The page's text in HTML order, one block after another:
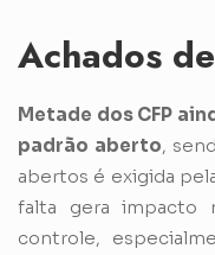
Achados
Metade dos CFP
padrão aberto,
abertos é exigida
falta gera impacto
controle,